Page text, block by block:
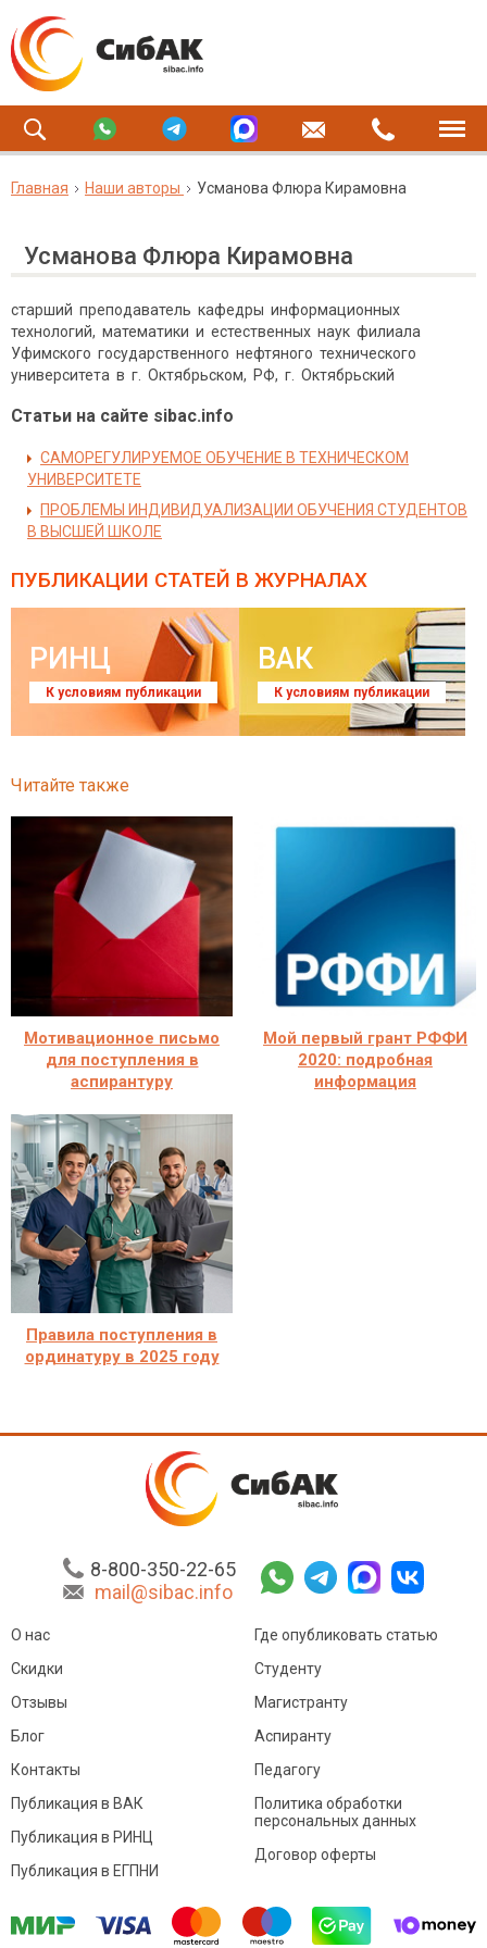
Главная Наши авторы Усманова Флюра Кирамовна
Усманова Флюра Кирамовна
старший преподаватель кафедры информационных
технологий, математики и естественных наук филиала
Уфимского государственного нефтяного технического
университета в г. Октябрьском, РФ, г. Октябрьский
Статьи на сайте sibac.info
САМОРЕГУЛИРУЕМОЕ ОБУЧЕНИЕ В ТЕХНИЧЕСКОМ
УНИВЕРСИТЕТЕ
ПРОБЛЕМЫ ИНДИВИДУАЛИЗАЦИИ ОБУЧЕНИЯ СТУДЕНТОВ
В ВЫСШЕЙ ШКОЛЕ
ПУБЛИКАЦИИ СТАТЕЙ В ЖУРНАЛАХ
РИНЦ
К условиям публикации
ВАК
К условиям публикации
Читайте также
Мотивационное письмо
для поступления в
аспирантуру
Мой первый грант РФФИ
2020: подробная
информация
Правила поступления в
ординатуру в 2025 году
8-800-350-22-65
mail@sibac.info
О нас
Скидки
Отзывы
Блог
Контакты
Где опубликовать статью
Студенту
Магистранту
Аспиранту
Педагогу
Публикация в ВАК
Публикация в РИНЦ
Публикация в ЕГПНИ
Политика обработки
персональных данных
Договор оферты